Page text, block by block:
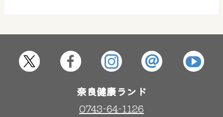
奈良健康ランド
0743-64-1126